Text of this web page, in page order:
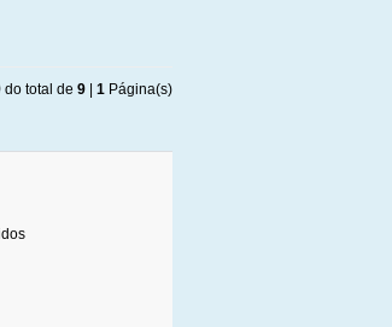
do total de 9 1 Página(s)